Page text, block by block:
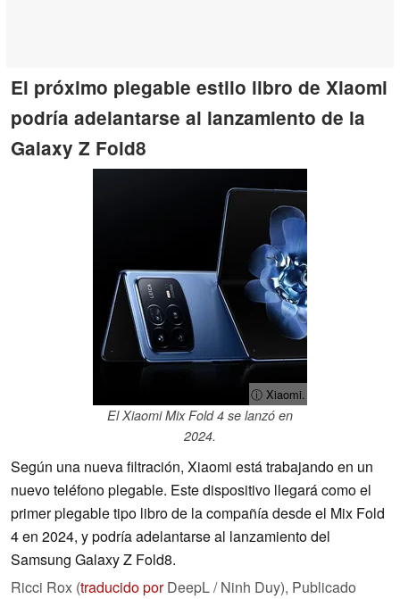
El próximo plegable estilo libro de Xiaomi
podría adelantarse al lanzamiento de la
Galaxy Z Fold8
ⓘ Xiaomi.
El Xiaomi Mix Fold 4 se lanzó en
2024.
Según una nueva filtración, Xiaomi está trabajando en un
nuevo teléfono plegable. Este dispositivo llegará como el
primer plegable tipo libro de la compañía desde el Mix Fold
4 en 2024, y podría adelantarse al lanzamiento del
Samsung Galaxy Z Fold8.
Ricci Rox (traducido porDeepL / Ninh Duy), Publicado